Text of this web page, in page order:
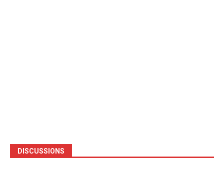
DISCUSSIONS